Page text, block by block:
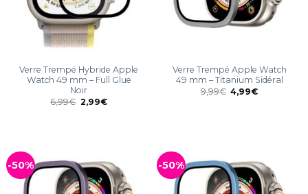
Verre Trempé Hybride Apple
Watch 49 mm – Full Glue
Noir
6,99€ 2,99€
Verre Trempé Apple Watch
49 mm – Titanium Sidéral
9,99€ 4,99€
-50% -50%